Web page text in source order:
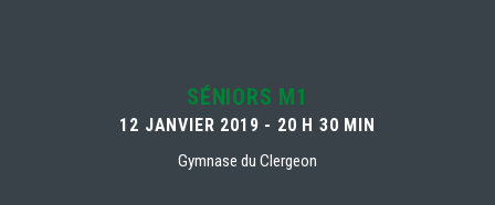
SÉNIORS M1
12 JANVIER 2019 - 20 H 30 MIN
Gymnase du Clergeon